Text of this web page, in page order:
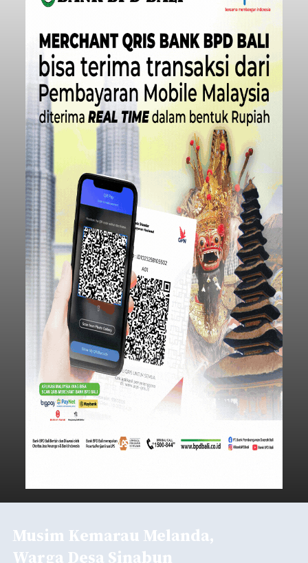
Musim Kemarau Melanda,
Warga Desa Sinabun